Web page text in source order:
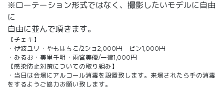
※ローテーション形式ではなく、撮影したいモデルに自由
に
自由に並んで頂きます。
【チェキ】
・伊波ユリ・やもはちこ/2ショ2,000円 ピン1,000円
・みるお・美里千明・雨宮美優/一律1,000円
【感染防止対策についての取り組み】
・当日は会場にアルコール消毒を設置致します。来場されたら手の消毒
をするようご協力お願い致します。